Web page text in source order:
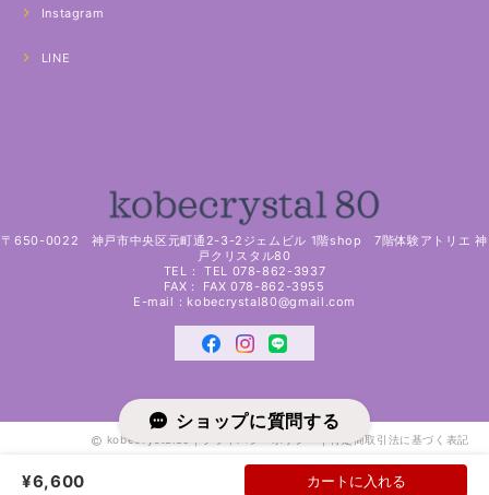
Instagram
LINE
〒650-0022 神戸市中央区元町通2-3-2ジェムビル 1階shop 7階体験アトリエ 神
戸クリスタル80
TEL： TEL 078-862-3937
FAX： FAX 078-862-3955
E-mail： kobecrystal80@gmail.com
kobecrystal80 | 特定商取引法に基づく表記
¥6,600 カートに入れる
ショップに質問する